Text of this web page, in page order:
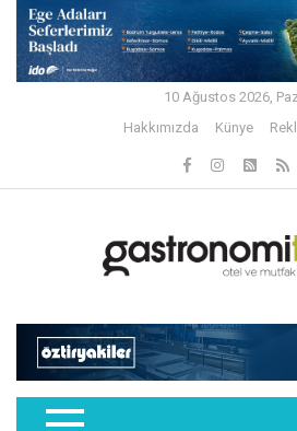
10 Ağustos 2026,
Hakkımızda
Künye